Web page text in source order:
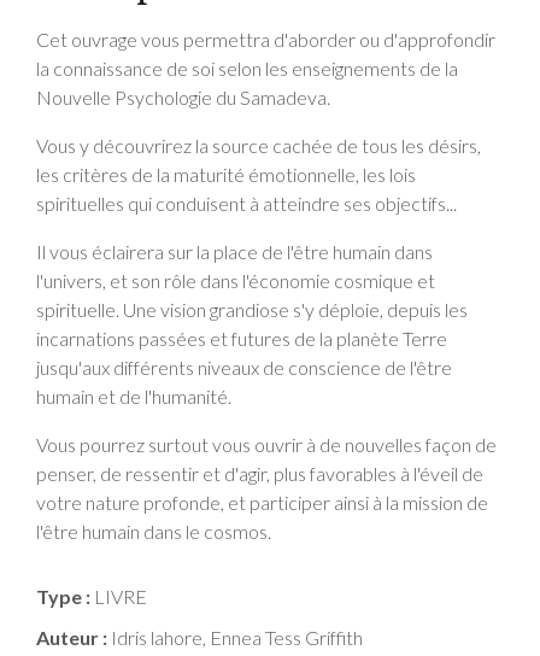
Cet ouvrage vous permettra d'aborder ou d'approfondir
la connaissance de soi selon les enseignements de la
Nouvelle Psychologie du Samadeva.
Vous y découvrirez la source cachée de tous les désirs,
les critères de la maturité émotionnelle, les lois
spirituelles qui conduisent à atteindre ses objectifs...
Il vous éclairera sur la place de l'être humain dans
l'univers, et son rôle dans l'économie cosmique et
spirituelle. Une vision grandiose s'y déploie, depuis les
incarnations passées et futures de la planète Terre
jusqu'aux différents niveaux de conscience de l'être
humain et de l'humanité.
Vous pourrez surtout vous ouvrir à de nouvelles façon de
penser, de ressentir et d'agir, plus favorables à l'éveil de
votre nature profonde, et participer ainsi à la mission de
l'être humain dans le cosmos.
Type : LIVRE
Auteur : Idris lahore, Ennea Tess Griffith